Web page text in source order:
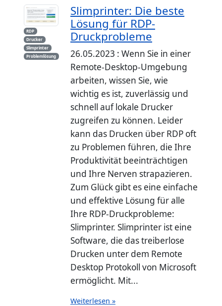
RDP
Drucker
Slimprinter
Problemlösung
Slimprinter: Die beste
Lösung für RDP-
Druckprobleme
26.05.2023 : Wenn Sie in einer
Remote-Desktop-Umgebung
arbeiten, wissen Sie, wie
wichtig es ist, zuverlässig und
schnell auf lokale Drucker
zugreifen zu können. Leider
kann das Drucken über RDP oft
zu Problemen führen, die Ihre
Produktivität beeinträchtigen
und Ihre Nerven strapazieren.
Zum Glück gibt es eine einfache
und effektive Lösung für alle
Ihre RDP-Druckprobleme:
Slimprinter. Slimprinter ist eine
Software, die das treiberlose
Drucken unter dem Remote
Desktop Protokoll von Microsoft
ermöglicht. Mit...
Weiterlesen »